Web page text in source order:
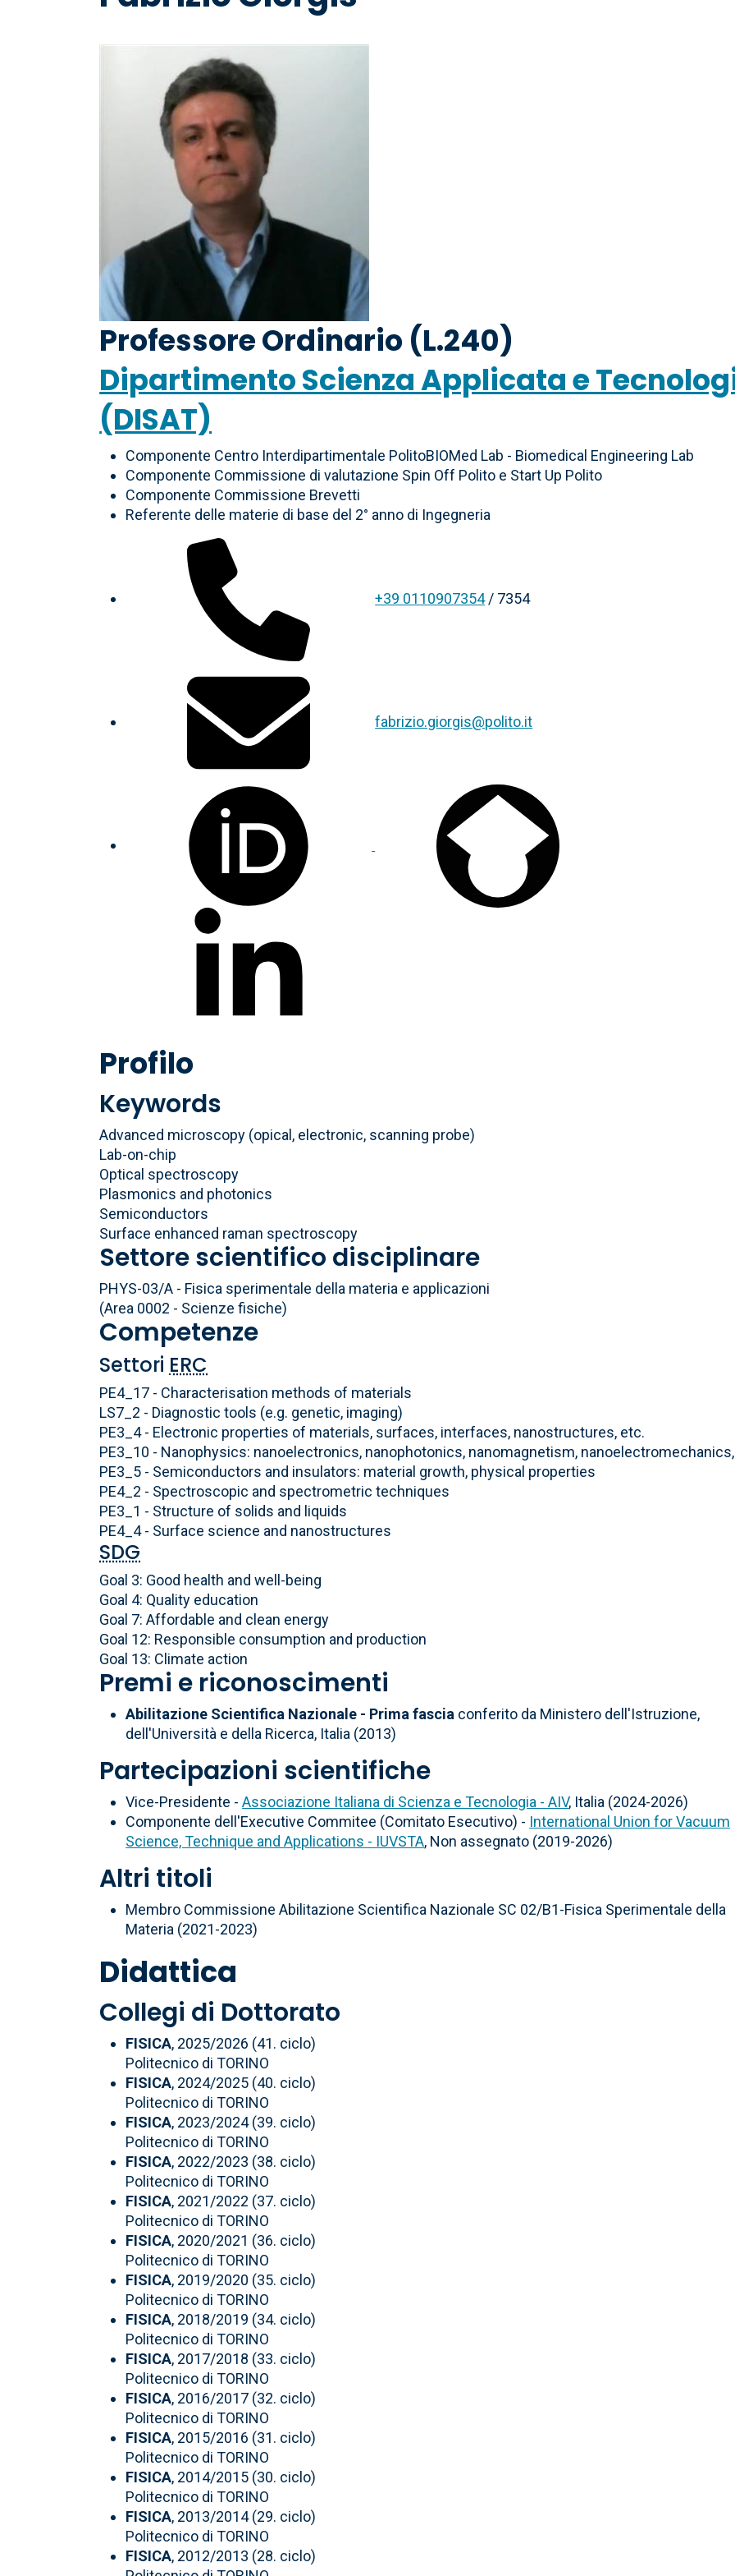
Professore Ordinario (L.240)
Dipartimento Scienza Applicata e
(DISAT)
Componente Centro Interdipartimentale PolitoBIOMed Lab - Biomedical Engineering Lab
Componente Commissione di valutazione Spin Off Polito e Start Up Polito
Componente Commissione Brevetti
Referente delle materie di base del 2° anno di Ingegneria
+39 0110907354/ 7354
fabrizio.giorgis@polito.it
Profilo
Keywords
Advanced microscopy (opical, electronic, scanning probe)
Lab-on-chip
Optical spectroscopy
Plasmonics and photonics
Semiconductors
Surface enhanced raman spectroscopy
Settore scientifico disciplinare
PHYS-03/A - Fisica sperimentale della materia e applicazioni
(Area 0002 - Scienze fisiche)
Competenze
Settori ERC
PE4_17 - Characterisation methods of materials
LS7_2 - Diagnostic tools (e.g. genetic, imaging)
PE3_4 - Electronic properties of materials, surfaces, interfaces, nanostructures, etc.
PE3_10 - Nanophysics: nanoelectronics, nanophotonics, nanomagnetism,
PE3_5 - Semiconductors and insulators: material growth, physical properties
PE4_2 - Spectroscopic and spectrometric techniques
PE3_1 - Structure of solids and liquids
PE4_4 - Surface science and nanostructures
SDG
Goal 3: Good health and well-being
Goal 4: Quality education
Goal 7: Affordable and clean energy
Goal 12: Responsible consumption and production
Goal 13: Climate action
Premi e riconoscimenti
Abilitazione Scientifica Nazionale - Prima fascia conferito da Ministero dell'Istruzione,
dell'Università e della Ricerca, Italia (2013)
Partecipazioni scientifiche
Vice-Presidente -Associazione Italiana di Scienza e Tecnologia - AIV, Italia (2024-2026)
Componente dell'Executive Commitee (Comitato Esecutivo) - International Union for Vacuum
Science, Technique and Applications - IUVSTA, Non assegnato (2019-2026)
Altri titoli
Membro Commissione Abilitazione Scientifica Nazionale SC 02/B1-Fisica Sperimentale della
Materia (2021-2023)
Didattica
Collegi di Dottorato
FISICA, 2025/2026 (41. ciclo)
Politecnico di TORINO
FISICA, 2024/2025 (40. ciclo)
Politecnico di TORINO
FISICA, 2023/2024 (39. ciclo)
Politecnico di TORINO
FISICA, 2022/2023 (38. ciclo)
Politecnico di TORINO
FISICA, 2021/2022 (37. ciclo)
Politecnico di TORINO
FISICA, 2020/2021 (36. ciclo)
Politecnico di TORINO
FISICA, 2019/2020 (35. ciclo)
Politecnico di TORINO
FISICA, 2018/2019 (34. ciclo)
Politecnico di TORINO
FISICA, 2017/2018 (33. ciclo)
Politecnico di TORINO
FISICA, 2016/2017 (32. ciclo)
Politecnico di TORINO
FISICA, 2015/2016 (31. ciclo)
Politecnico di TORINO
FISICA, 2014/2015 (30. ciclo)
Politecnico di TORINO
FISICA, 2013/2014 (29. ciclo)
Politecnico di TORINO
FISICA, 2012/2013 (28. ciclo)